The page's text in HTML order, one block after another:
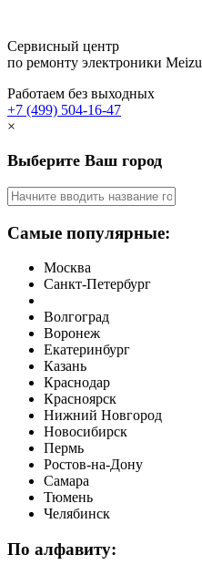
Сервисный центр
по ремонту электроники Meizu
Работаем без выходных
+7 (499) 504-16-47
×
Выберите Ваш город
Самые популярные:
Москва
Санкт-Петербург
Волгоград
Воронеж
Екатеринбург
Казань
Краснодар
Красноярск
Нижний Новгород
Новосибирск
Пермь
Ростов-на-Дону
Самара
Тюмень
Челябинск
По алфавиту: